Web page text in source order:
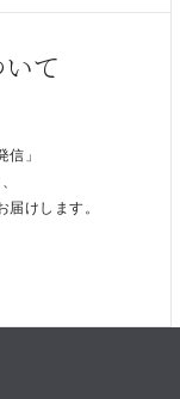
て
」
けします。